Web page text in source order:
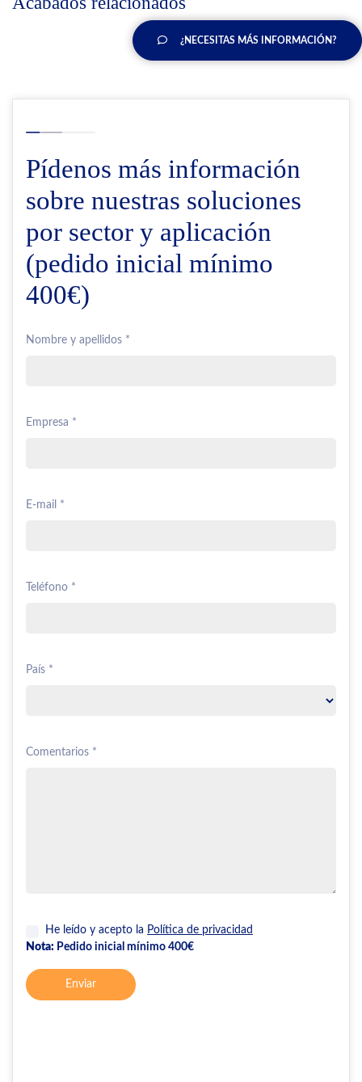
¿NECESITAS MÁS INFORMACIÓN?
Pídenos más información
sobre nuestras soluciones
por sector y aplicación
(pedido inicial mínimo
400€)
Nombre y apellidos *
Empresa *
E-mail *
Teléfono *
País *
Comentarios *
He leído y acepto la Política de privacidad
Nota: Pedido inicial mínimo 400€
Enviar